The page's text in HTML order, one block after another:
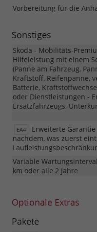
Vorbereitung für die
Sonstiges
Skoda - Mobilitäts-
Hilfeleistung mit einem
(Panne am Fahrzeug,
Kraftstoff, Reifenpanne,
Batterie,
oder Dienstleistungen -
Ersatzfahrzeugs,
EA4
Erweiterte
nachdem, was zuerst
Variable
km oder alle 2 Jahre
Optionale Extras
Pakete